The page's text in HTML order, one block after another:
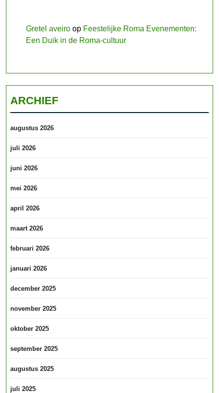
Gretel aveiro op Feestelijke Roma Evenementen:
Een Duik in de Roma-cultuur
ARCHIEF
augustus 2026
juli 2026
juni 2026
mei 2026
april 2026
maart 2026
februari 2026
januari 2026
december 2025
november 2025
oktober 2025
september 2025
augustus 2025
juli 2025